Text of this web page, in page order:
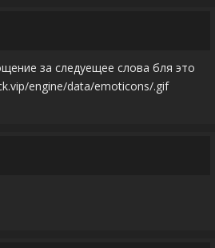
за следуещее слова бля это
engine/data/emoticons/.gif